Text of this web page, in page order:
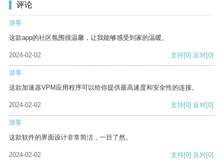
评论
游客
这款app的社区氛围很温馨，让我能够感受到家的温暖。
2024-02-02 支持[0] 反对[0]
游客
这款加速器VPM应用程序可以给你提供最高速度和安全性的连接。
2024-02-02 支持[0] 反对[0]
游客
这款软件的界面设计非常简洁，一目了然。
2024-02-02 支持[0] 反对[0]